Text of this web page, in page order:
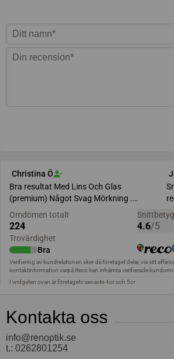
Kontakta oss
info@renoptik.se
t.: 0262801254